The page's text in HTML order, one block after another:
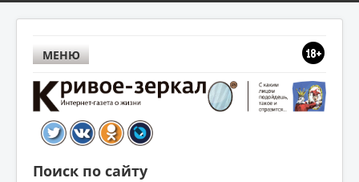
МЕНЮ
Поиск по сайту